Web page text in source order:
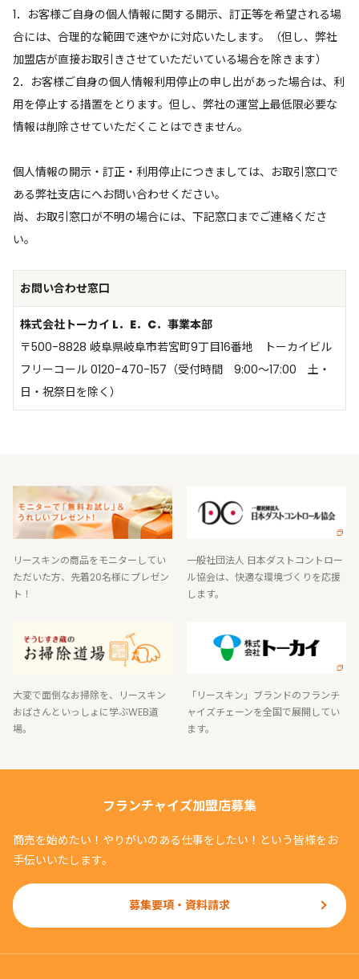
1．お客様ご自身の個人情報に関する開示、訂正等を希望される場
合には、合理的な範囲で速やかに対応いたします。（但し、弊社
加盟店が直接お取引きさせていただいている場合を除きます）
2．お客様ご自身の個人情報利用停止の申し出があった場合は、利
用を停止する措置をとります。但し、弊社の運営上最低限必要な
情報は削除させていただくことはできません。
個人情報の開示・訂正・利用停止につきましては、お取引窓口で
ある弊社支店にへお問い合わせください。
尚、お取引窓口が不明の場合には、下記窓口までご連絡くださ
い。
お問い合わせ窓口
株式会社トーカイ L．E．C．事業本部
〒500-8828 岐阜県岐阜市若宮町9丁目16番地 トーカイビル
フリーコール 0120-470-157（受付時間 9:00～17:00 土・
日・祝祭日を除く）
リースキンの商品をモニターしてい
ただいた方、先着20名様にプレゼン
ト！
一般社団法人 日本ダストコントロー
ル協会は、快適な環境づくりを応援
します。
大変で面倒なお掃除を、リースキン
おばさんといっしょに学ぶWEB道
場。
「リースキン」ブランドのフランチ
ャイズチェーンを全国で展開してい
ます。
フランチャイズ加盟店募集
商売を始めたい！やりがいのある仕事をしたい！という皆様をお
手伝いいたします。
募集要項・資料請求